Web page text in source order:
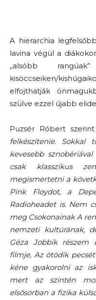
A hierarchia
lavina végül a
„alsóbb
kisöccseiken/
elfojthatják
szülve ezzel újabb
Puzsér Róbert szerint
felkészítenie. Sokkal
kevesebb
csak klasszikus
megismertetni a
Pink Floydot, a
Radioheadet is. Nem
meg Csokonainak A
nemzeti kultúrának,
Géza Jobbik
filmje, Az ötödik
kéne gyakorolni az
mert az szintén
elsősorban a fizika